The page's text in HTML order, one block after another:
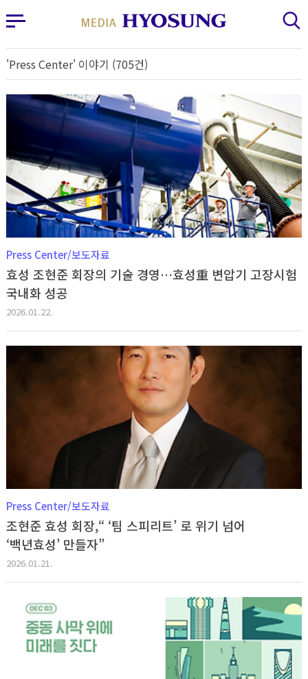
MY FRIEND HYOSUNG
사이드바 열기 검색 레이어 열기
'Press Center' 이야기 (705건)
Press Center/보도자료
효성 조현준 회장의 기술 경영…효성重 변압기 고장시험
국내화 성공
2026.01.22.
Press Center/보도자료
조현준 효성 회장,“ ‘팀 스피리트’ 로 위기 넘어
‘백년효성’ 만들자”
2026.01.21.